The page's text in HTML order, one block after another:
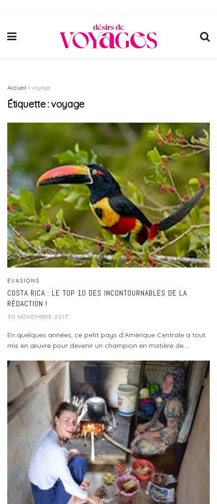
Accueil » voyage
Étiquette :voyage
EVASIONS
COSTA RICA : LE TOP 10 DES INCONTOURNABLES DE LA
RÉDACTION !
30 NOVEMBRE 2017
En quelques années, ce petit pays d’Amérique Centrale a tout
mis en œuvre pour devenir un champion en matière de ...